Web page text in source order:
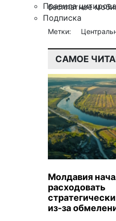
Правила
Подписка
бесплатное
Метки:
САМОЕ
Молдавия
расходовать
из-за